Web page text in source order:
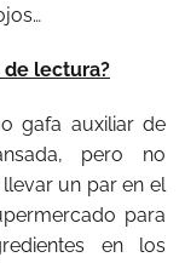
de lectura?
gafa auxiliar de
pero no
un par en el
para
en los